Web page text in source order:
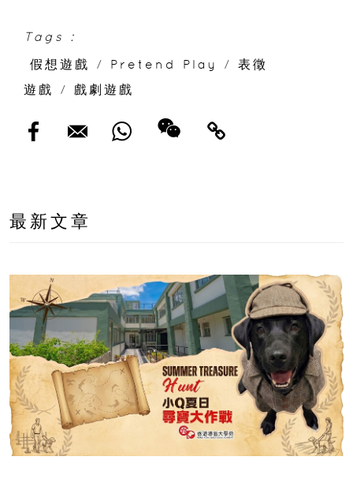
Tags :
假想遊戲
/ Pretend Play /
表徵
遊戲
/ 戲劇遊戲
最新文章